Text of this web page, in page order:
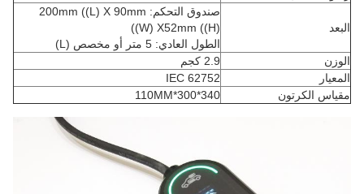
البعد
صندوق التحكم: 200mm ((L) X 90mm
((W) X52mm ((H)
الطول العادي: 5 متر أو مخصص (L)
الوزن
2.9 كجم
المعيار
IEC 62752
مقياس الكرتون
340*300*110MM